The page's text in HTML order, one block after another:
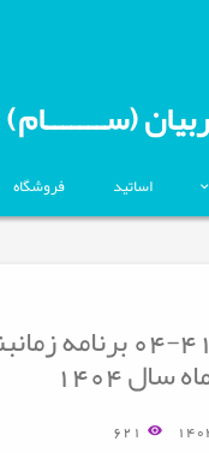
(ســـــــام)
اساتید فروشگاه
اطلاعیه شماره
621